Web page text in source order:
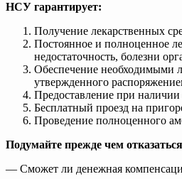
НСУ гарантирует:
Получение лекарственных
Постоянное и полноценное
недостаточность, болезни
Обеспечение необходимыми
утвержденного
Предоставление при
Бесплатный проезд на
Проведение полноценного
Подумайте прежде чем
— Сможет ли денежная